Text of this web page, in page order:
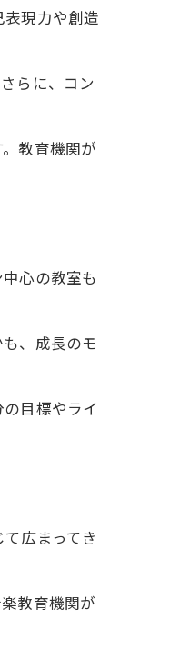
現力や創造
らに、コン
教育機関が
心の教室も
、成長のモ
目標やライ
広まってき
教育機関が